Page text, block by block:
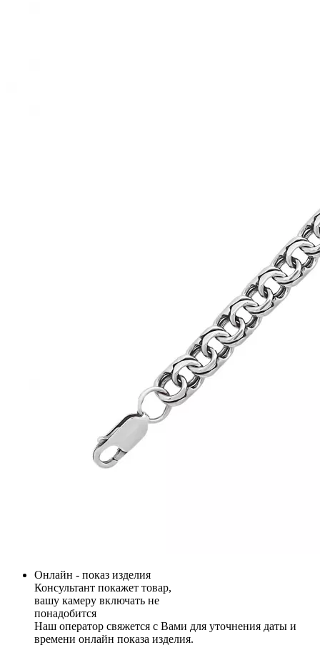
Онлайн - показ изделия
Консультант покажет товар,
вашу камеру включать не
понадобится
Наш оператор свяжется с Вами для уточнения даты и
времени онлайн показа изделия.